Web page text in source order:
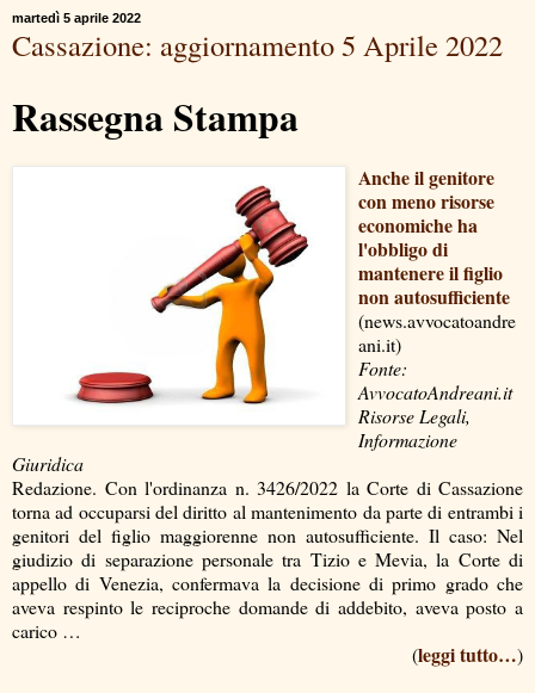
martedì 5 aprile 2022
Cassazione: aggiornamento 5 Aprile 2022
Rassegna Stampa
Anche il genitore
con meno risorse
economiche ha
l'obbligo di
mantenere il figlio
non autosufficiente
(news.avvocatoandre
ani.it)
Fonte:
AvvocatoAndreani.it
Risorse Legali,
Informazione
Giuridica
Redazione. Con l'ordinanza n. 3426/2022 la Corte di Cassazione
torna ad occuparsi del diritto al mantenimento da parte di entrambi i
genitori del figlio maggiorenne non autosufficiente. Il caso: Nel
giudizio di separazione personale tra Tizio e Mevia, la Corte di
appello di Venezia, confermava la decisione di primo grado che
aveva respinto le reciproche domande di addebito, aveva posto a
carico …
(leggi tutto…)